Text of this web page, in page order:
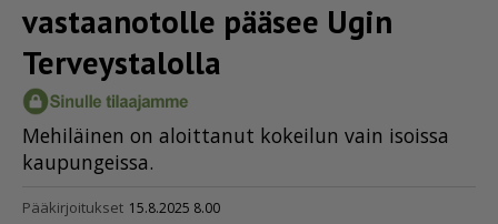
vas­taa­no­tolle pääsee Ugin
Terveystalolla
Me­hi­läi­nen on aloit­ta­nut ko­kei­lun vain isois­sa
kau­pun­geis­sa.
Pääkirjoitukset 15.8.2025 8.00